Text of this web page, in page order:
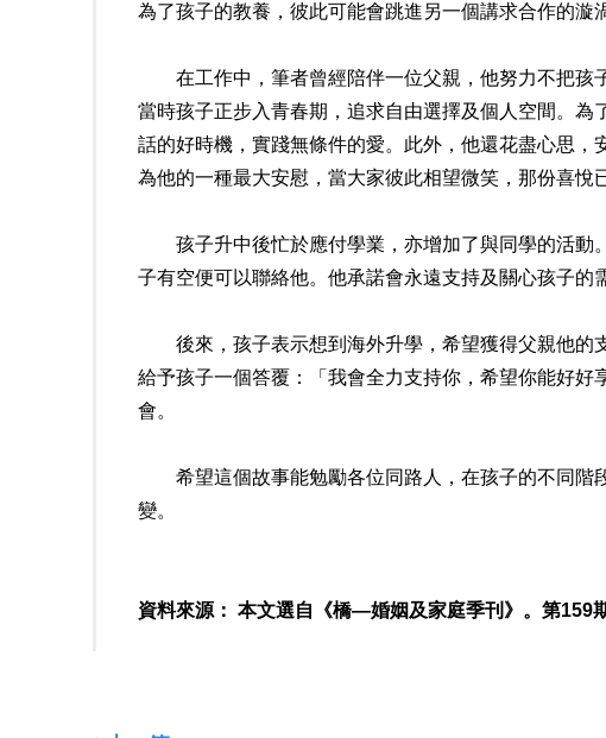
為了孩子的教養，彼此可能會跳進另一個講求合作的漩
在工作中，筆者曾經陪伴一位父親，他努力不把孩子
當時孩子正步入青春期，追求自由選擇及個人空間。
話的好時機，實踐無條件的愛。此外，他還花盡心思
為他的一種最大安慰，當大家彼此相望微笑，那份喜悅
孩子升中後忙於應付學業，亦增加了與同學的活動
子有空便可以聯絡他。他承諾會永遠支持及關心孩子的
後來，孩子表示想到海外升學，希望獲得父親他的
給予孩子一個答覆：「我會全力支持你，希望你能好
會。
希望這個故事能勉勵各位同路人，在孩子的不同階
變。
資料來源： 本文選自《橋—婚姻及家庭季刊》。第159